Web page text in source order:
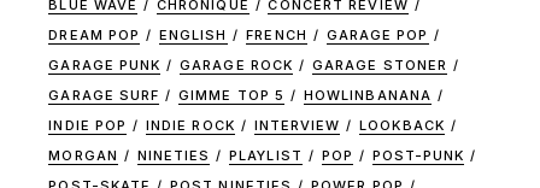
BLUE WAVE
CHRONIQUE
CONCERT REVIEW
DREAM POP
ENGLISH FRENCH
GARAGE POP
GARAGE PUNK
GARAGE ROCK
GARAGE STONER
GARAGE SURF
GIMME TOP 5
HOWLINBANANA
INDIE POP
INDIE ROCK INTERVIEW
LOOKBACK
MORGAN
NINETIES PLAYLIST POP
POST-PUNK